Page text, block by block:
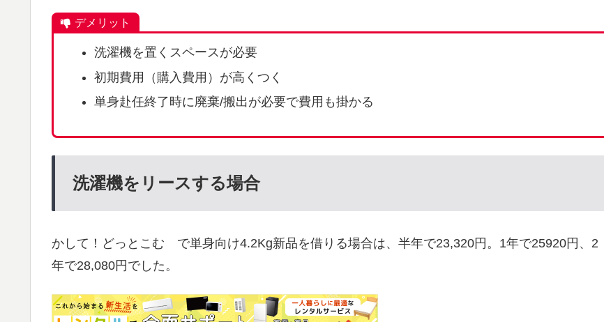
デメリット
洗濯機を置くスペースが必要
初期費用（購入費用）が高くつく
単身赴任終了時に廃棄/搬出が必要で費用も掛かる
洗濯機をリースする場合
かして！どっとこむ で単身向け4.2Kg新品を借りる場合は、半年で23,320円。1年で25920円、2
年で28,080円でした。